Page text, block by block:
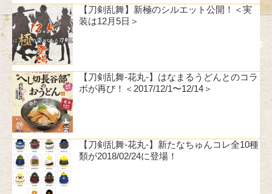
【刀剣乱舞】新極のシルエット公開！＜実
装は12月5日＞
【刀剣乱舞-花丸-】はなまるうどんとのコラ
ボが再び！＜2017/12/1〜12/14＞
【刀剣乱舞-花丸-】新たなちゅんコレ全10種
類が2018/02/24に登場！